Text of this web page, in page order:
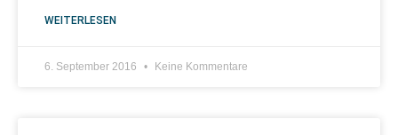
WEITERLESEN
6. September 2016 Keine Kommentare